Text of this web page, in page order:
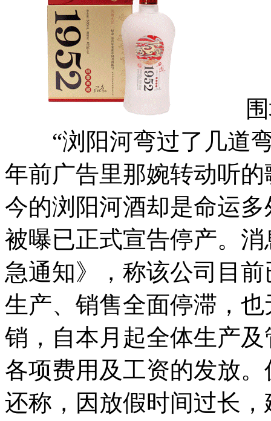
围城
“浏阳河弯过了几道
年前广告里那婉转动听
今的浏阳河酒却是命运
被曝已正式宣告停产。
急通知》，称该公司目
生产、销售全面停滞，
销，自本月起全体生产
各项费用及工资的发放
还称，因放假时间过长